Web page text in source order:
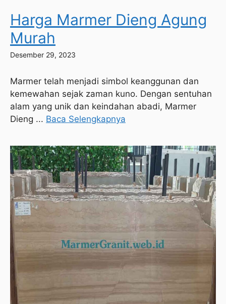
Harga Marmer Dieng Agung
Murah
Desember 29, 2023
Marmer telah menjadi simbol keanggunan dan
kemewahan sejak zaman kuno. Dengan sentuhan
alam yang unik dan keindahan abadi, Marmer
Dieng ... Baca Selengkapnya